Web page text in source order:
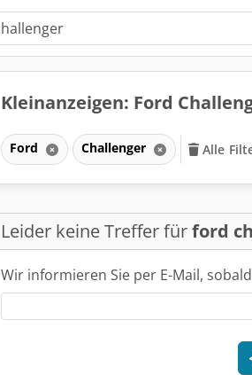
Kleinanzeigen: Ford
Ford Challenger Alle
Leider keine Treffer fürford
Wir informieren Sie per E-Mail,